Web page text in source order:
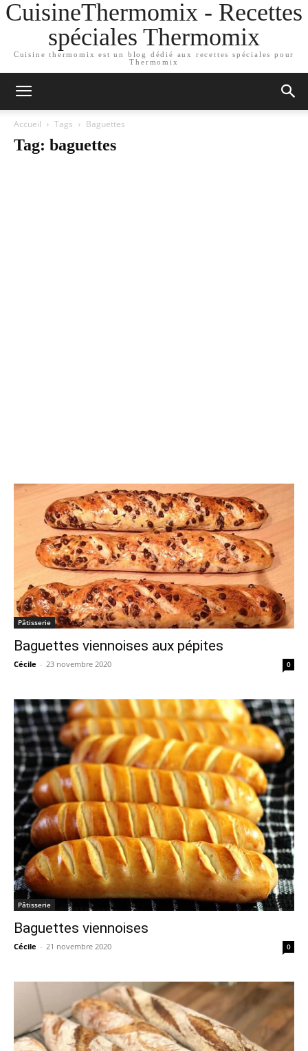
CuisineThermomix - Recettes
spéciales Thermomix
Cuisine thermomix est un blog dédié aux recettes spéciales pour
Thermomix
Accueil Tags Baguettes
Tag: baguettes
Pâtisserie
Baguettes viennoises aux pépites
Cécile - 23 novembre 2020 0
Pâtisserie
Baguettes viennoises
Cécile - 21 novembre 2020 0